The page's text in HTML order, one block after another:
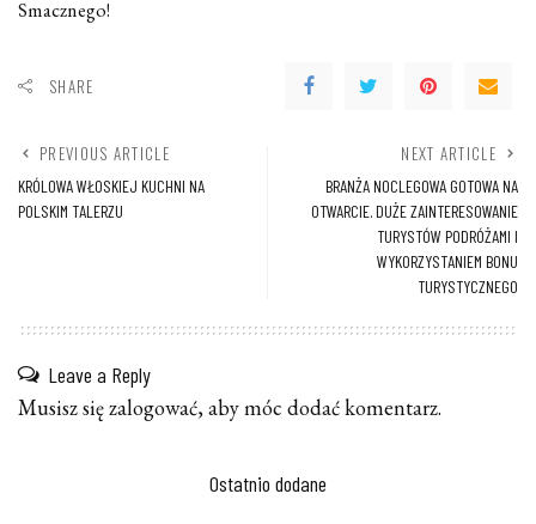
Smacznego!
SHARE
PREVIOUS ARTICLE
KRÓLOWA WŁOSKIEJ KUCHNI NA
POLSKIM TALERZU
NEXT ARTICLE
BRANŻA NOCLEGOWA GOTOWA NA
OTWARCIE. DUŻE ZAINTERESOWANIE
TURYSTÓW PODRÓŻAMI I
WYKORZYSTANIEM BONU
TURYSTYCZNEGO
Leave a Reply
Musisz sięzalogować, aby móc dodać komentarz.
Ostatnio dodane